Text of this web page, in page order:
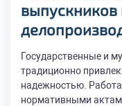
выпускников
Государственные и
традиционно
надежностью. Работа
нормативными